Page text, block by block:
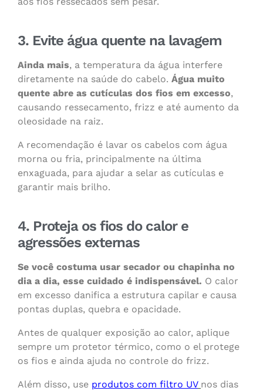
3. Evite água quente na lavagem
Ainda mais, a temperatura da água interfere
diretamente na saúde do cabelo. Água muito
quente abre as cutículas dos fios em excesso,
causando ressecamento, frizz e até aumento da
oleosidade na raiz.
A recomendação é lavar os cabelos com água
morna ou fria, principalmente na última
enxaguada, para ajudar a selar as cutículas e
garantir mais brilho.
4. Proteja os fios do calor e
agressões externas
Se você costuma usar secador ou chapinha no
dia a dia, esse cuidado é indispensável. O calor
em excesso danifica a estrutura capilar e causa
pontas duplas, quebra e opacidade.
Antes de qualquer exposição ao calor, aplique
sempre um protetor térmico, como o el protege
os fios e ainda ajuda no controle do frizz.
Além disso, use produtos com filtro UV nos dias